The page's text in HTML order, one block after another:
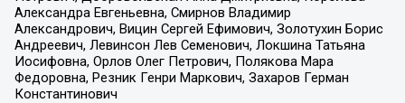
Александра Евгеньевна, Смирнов Владимир
Александрович, Вицин Сергей Ефимович, Золотухин Борис
Андреевич, Левинсон Лев Семенович, Локшина Татьяна
Иосифовна, Орлов Олег Петрович, Полякова Мара
Федоровна, Резник Генри Маркович, Захаров Герман
Константинович